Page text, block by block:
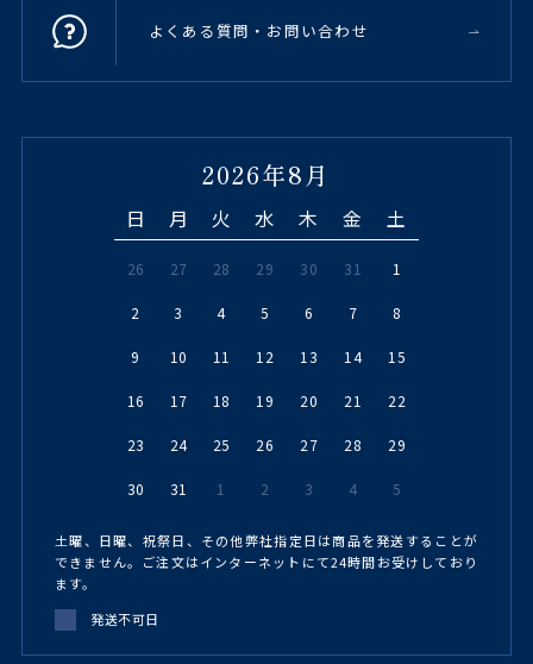
よくある質問・お問い合わせ
2026年8月
日 月 火 水 木 金 土
26 27 28 29 30 31 1
2 3 4 5 6 7 8
9 10 11 12 13 14 15
16 17 18 19 20 21 22
23 24 25 26 27 28 29
30 31 1 2 3 4 5
土曜、日曜、祝祭日、その他弊社指定日は商品を発送することが
できません。ご注文はインターネットにて24時間お受けしており
ます。
発送不可日